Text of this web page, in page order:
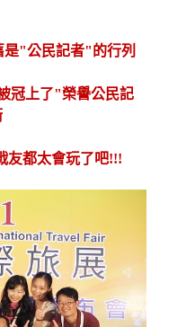
是"公民記者"的行列
冠上了"榮譽公民記
友都太會玩了吧!!!